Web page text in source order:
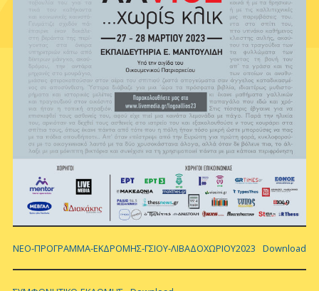
ΝΕΟ-ΠΡΟΓΡΑΜΜΑ-ΕΚΔΡΟΜΗΣ-ΓΣΙΟΥ-ΛΙΒΑΔΟΧΩΡΙΟΥ2023 Download